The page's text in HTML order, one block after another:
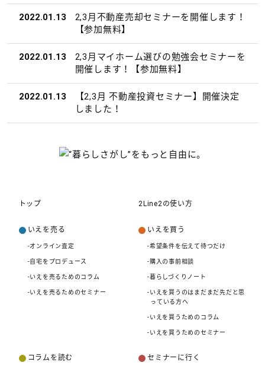
2022.01.13
2,3月不動産売却セミナーを開催します！
【参加無料】
2022.01.13
2,3月マイホーム選びの勉強会セミナーを
開催します！【参加無料】
2022.01.13
【2,3月 不動産投資セミナー】開催決定
しました！
トップ 2Line2の使い方
いえを売る
-オンライン査定
-自宅をプロデュース
-いえを売るためのコラム
-いえを売るためのセミナー
いえを買う
-希望条件を伝えて待つだけ
-購入の事前相談
-暮らしづくりノート
-いえを買うのはまだまだ先だと思
っている方へ
-いえを買うためのコラム
-いえを買うためのセミナー
コラムを読む セミナーに行く